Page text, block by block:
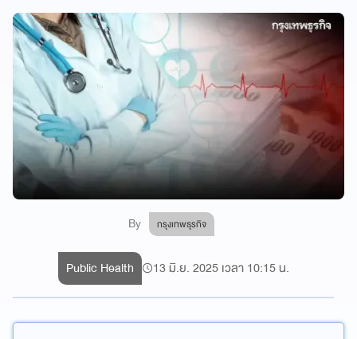
By กรุงเทพธุรกิจ
Public Health 13 มิ.ย. 2025 เวลา 10:15 น.